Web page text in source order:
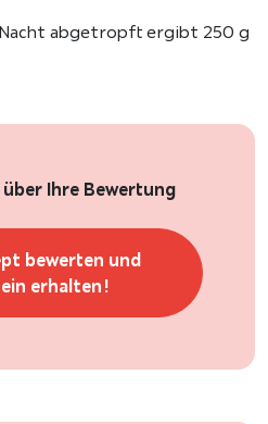
abgetropft ergibt 250 g
Ihre Bewertung
bewerten und
erhalten!